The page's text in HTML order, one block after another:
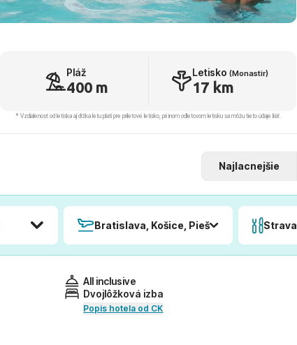
Pláž
400 m
Letisko(Monastir)
17 km
* Vzdialenosť od letiska aj dľžka letu platí pre príletové letisko, pri inom odletovom letisku sa môžu tieto údaje líšiť.
Najlacnejšie
Bratislava, Košice, Piešťany, PopradStrava
All inclusive
Dvojlôžková izba
Popis hotela od CK